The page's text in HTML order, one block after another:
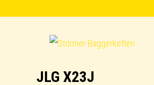
Baggerketten
JLG X23J